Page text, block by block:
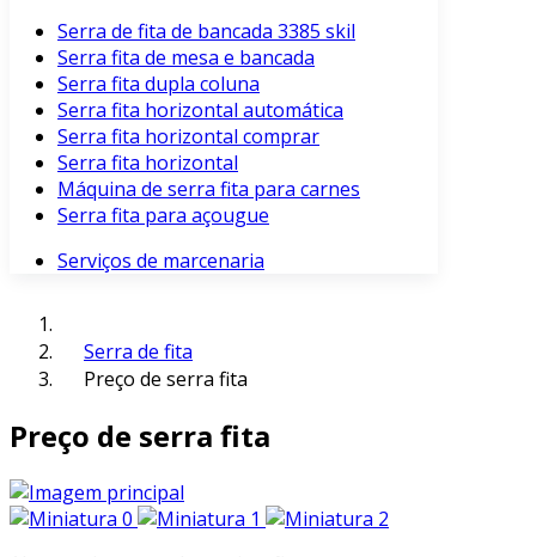
Serra de fita de bancada 3385 skil
Serra fita de mesa e bancada
Serra fita dupla coluna
Serra fita horizontal automática
Serra fita horizontal comprar
Serra fita horizontal
Máquina de serra fita para carnes
Serra fita para açougue
Serviços de marcenaria
Serra de fita
Preço de serra fita
Preço de serra fita